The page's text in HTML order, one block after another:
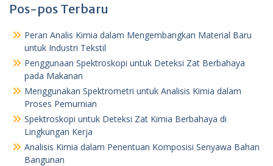
Pos-pos Terbaru
Peran Analis Kimia dalam Mengembangkan Material Baru
untuk Industri Tekstil
Penggunaan Spektroskopi untuk Deteksi Zat Berbahaya
pada Makanan
Menggunakan Spektrometri untuk Analisis Kimia dalam
Proses Pemurnian
Spektroskopi untuk Deteksi Zat Kimia Berbahaya di
Lingkungan Kerja
Analisis Kimia dalam Penentuan Komposisi Senyawa Bahan
Bangunan